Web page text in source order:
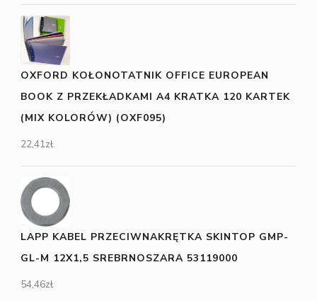
OXFORD KOŁONOTATNIK OFFICE EUROPEAN
BOOK Z PRZEKŁADKAMI A4 KRATKA 120 KARTEK
(MIX KOLORÓW) (OXF095)
22,41zł
LAPP KABEL PRZECIWNAKRĘTKA SKINTOP GMP-
GL-M 12X1,5 SREBRNOSZARA 53119000
54,46zł